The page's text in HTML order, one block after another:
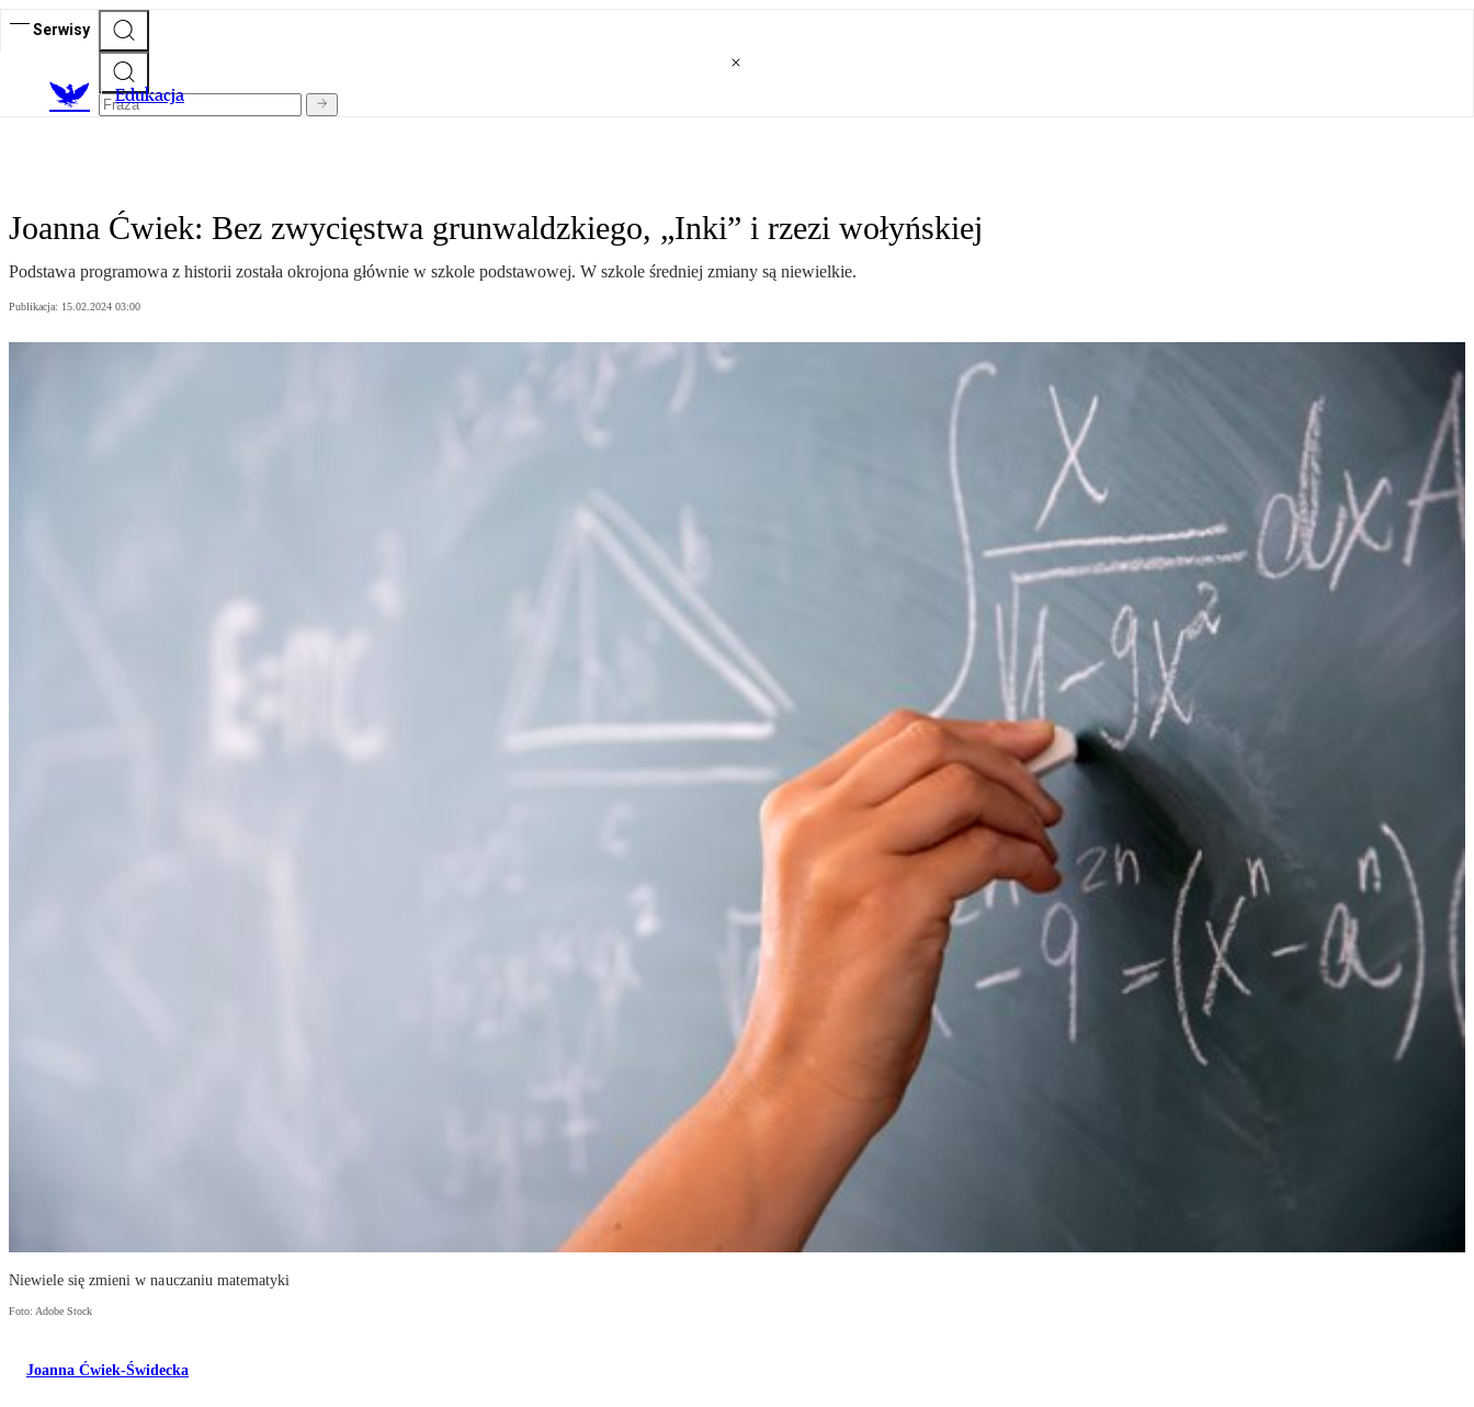
Serwisy
Edukacja
Joanna Ćwiek: Bez zwycięstwa grunwaldzkiego, „Inki” i rzezi wołyńskiej
Podstawa programowa z historii została okrojona głównie w szkole podstawowej. W szkole średniej zmiany są niewielkie.
Publikacja: 15.02.2024 03:00
Niewiele się zmieni w nauczaniu matematyki
Foto: Adobe Stock
Joanna Ćwiek-Świdecka